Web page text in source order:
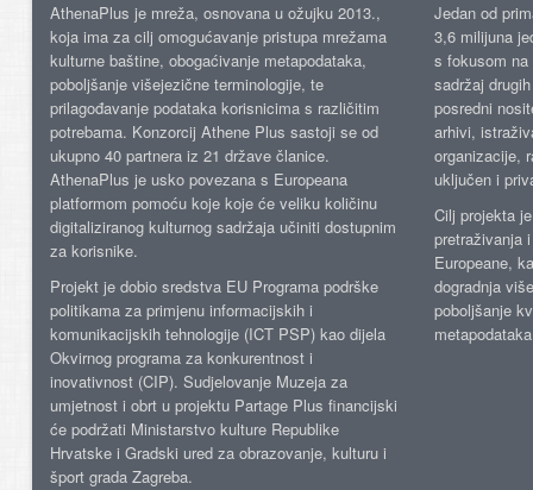
AthenaPlus je mreža, osnovana u ožujku 2013.,
koja ima za cilj omogućavanje pristupa mrežama
kulturne baštine, obogaćivanje metapodataka,
poboljšanje višejezične terminologije, te
prilagođavanje podataka korisnicima s različitim
potrebama. Konzorcij Athene Plus sastoji se od
ukupno 40 partnera iz 21 države članice.
AthenaPlus je usko povezana s Europeana
platformom pomoću koje koje će veliku količinu
digitaliziranog kulturnog sadržaja učiniti dostupnim
za korisnike.
Projekt je dobio sredstva EU Programa podrške
politikama za primjenu informacijskih i
komunikacijskih tehnologije (ICT PSP) kao dijela
Okvirnog programa za konkurentnost i
inovativnost (CIP). Sudjelovanje Muzeja za
umjetnost i obrt u projektu Partage Plus financijski
će podržati Ministarstvo kulture Republike
Hrvatske i Gradski ured za obrazovanje, kulturu i
šport grada Zagreba.
Jedan od
3,6 milijuna
s fokusom
sadržaj
posredni
arhivi,
organizacije,
uključen i
Cilj projekta
pretraživanja
Europeane,
dogradnja
poboljšanje